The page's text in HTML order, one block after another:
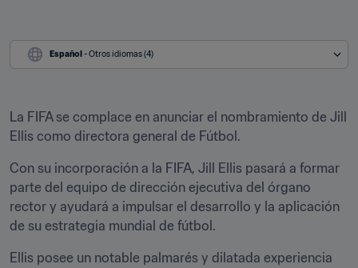
Español - Otros idiomas (4)
La FIFA se complace en anunciar el nombramiento de Jill
Ellis como directora general de Fútbol.
Con su incorporación a la FIFA, Jill Ellis pasará a formar
parte del equipo de dirección ejecutiva del órgano
rector y ayudará a impulsar el desarrollo y la aplicación
de su estrategia mundial de fútbol.
Ellis posee un notable palmarés y dilatada experiencia